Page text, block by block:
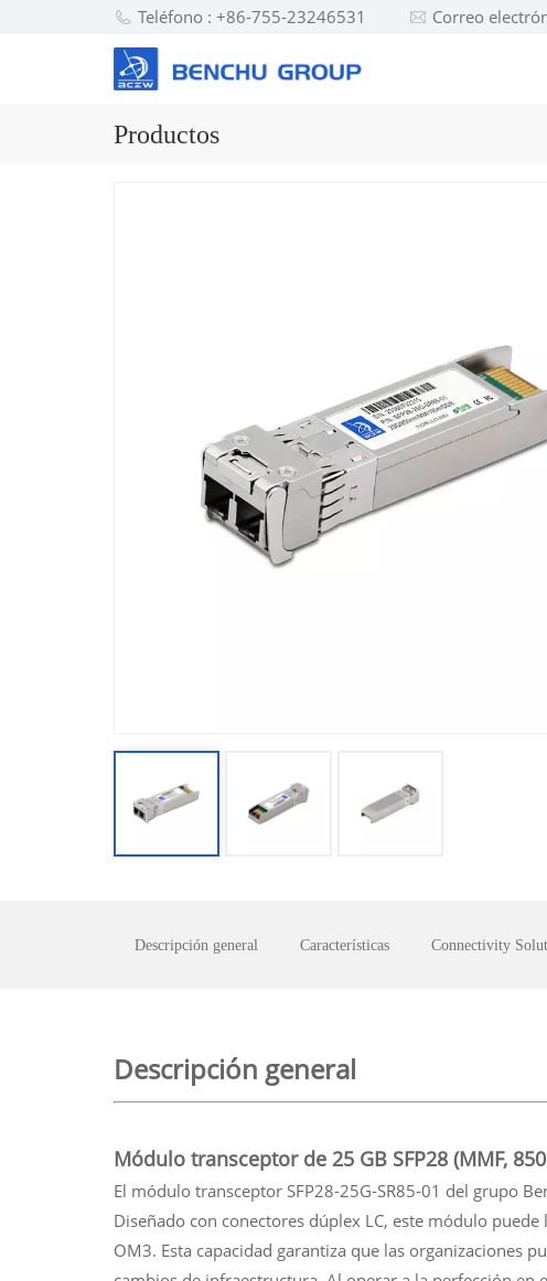
Teléfono : +86-755-23246531 Correo
Productos
Descripción general Características Connectivity
Descripción general
Módulo transceptor de 25 GB SFP28 (MMF,
El módulo transceptor SFP28-25G-SR85-01 del grupo
Diseñado con conectores dúplex LC, este módulo
OM3. Esta capacidad garantiza que las organizaciones